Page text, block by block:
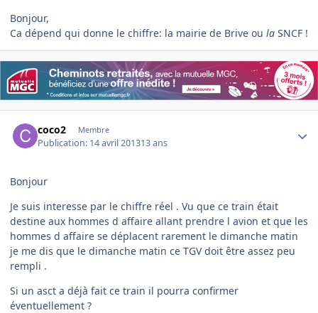
Bonjour,
Ca dépend qui donne le chiffre: la mairie de Brive ou la SNCF !
coco2 Membre
Publication: 14 avril 201313 ans
Bonjour
Je suis interesse par le chiffre réel . Vu que ce train était
destine aux hommes d affaire allant prendre l avion et que les
hommes d affaire se déplacent rarement le dimanche matin
je me dis que le dimanche matin ce TGV doit être assez peu
rempli .
Si un asct a déjà fait ce train il pourra confirmer
éventuellement ?